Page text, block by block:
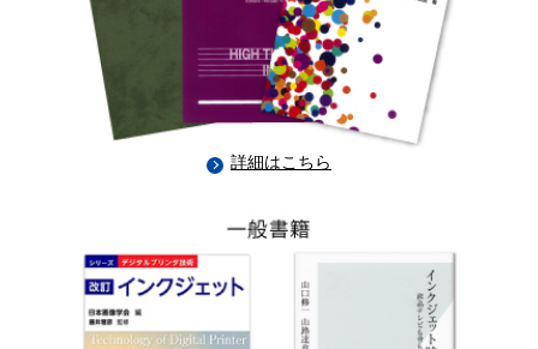
詳細はこちら